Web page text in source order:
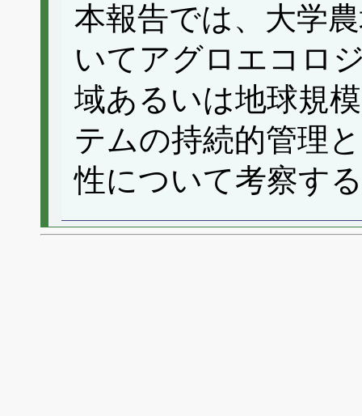
本報告では、大学
いてアグロエコロ
域あるいは地球規
テムの持続的管理
性について考察す